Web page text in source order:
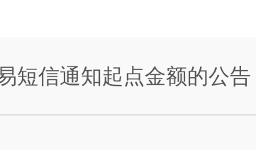
短信通知起点金额的公告